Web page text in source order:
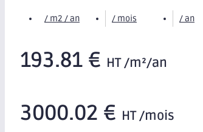
/ m2 / an / mois / an
193.81 € HT /m²/an
3000.02 € HT /mois